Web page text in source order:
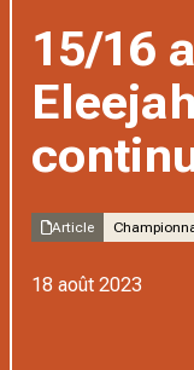
15/16
Article
18 août 2023